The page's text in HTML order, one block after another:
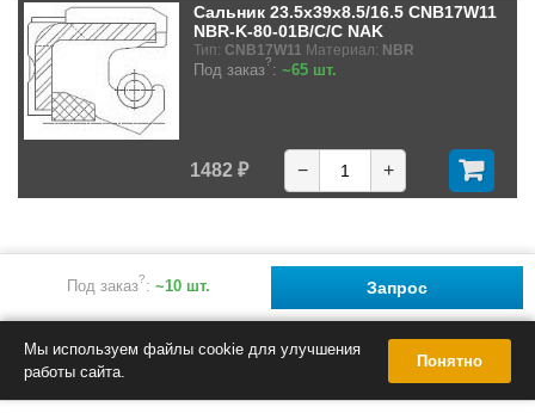
Под заказ?: ~10 шт. Запрос
Сальник 23.5x39x8.5/16.5 CNB17W11
NBR-K-80-01B/C/C NAK
Тип: CNB17W11 Материал: NBR
Под заказ?: ~65 шт.
1482 ₽ − +
Мы используем файлы cookie для улучшения
работы сайта.
Понятно